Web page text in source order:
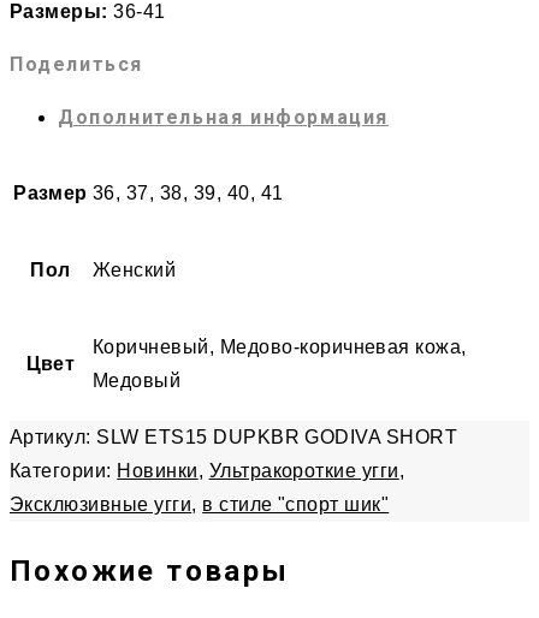
Размеры:36-41
Поделиться
Дополнительная информация
Размер 36, 37, 38, 39, 40, 41
Пол Женский
Цвет
Коричневый, Медово-коричневая кожа,
Медовый
Артикул: SLW ETS15 DUPKBR GODIVA SHORT
Категории: Новинки, Ультракороткие угги,
Эксклюзивные угги, в стиле "спорт шик"
Похожие товары